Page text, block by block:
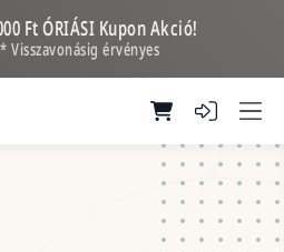
Ft ÓRIÁSI Kupon Akció!
* Visszavonásig érvényes